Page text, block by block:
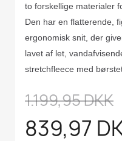
to forskellige materialer
Den har en flatterende,
ergonomisk snit, der
lavet af let,
stretchfleece med
1.199,95 DKK
839,97